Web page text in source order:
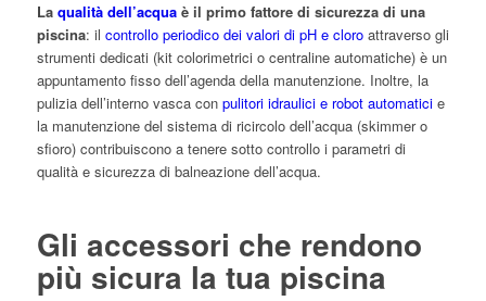
La qualità dell’acquaè il primo fattore di sicurezza di una
piscina: il controllo periodico dei valori di pH e cloroattraverso gli
strumenti dedicati (kit colorimetrici o centraline automatiche) è un
appuntamento fisso dell’agenda della manutenzione. Inoltre, la
pulizia dell’interno vasca con pulitori idraulici e robot automaticie
la manutenzione del sistema di ricircolo dell’acqua (skimmer o
sfioro) contribuiscono a tenere sotto controllo i parametri di
qualità e sicurezza di balneazione dell’acqua.
Gli accessori che rendono
più sicura la tua piscina